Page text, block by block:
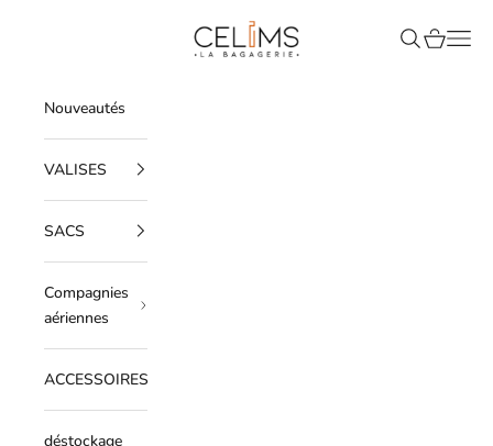
Celims France Recherche
Panier
Nouveautés
VALISES
SACS
Compagnies
aériennes
ACCESSOIRES
déstockage